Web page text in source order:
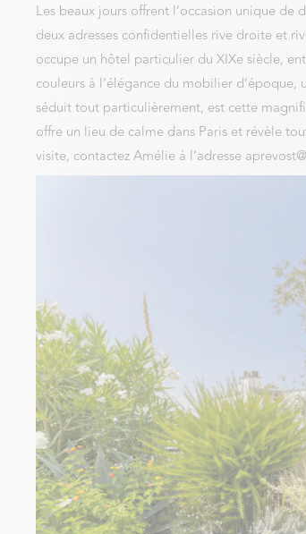
Les beaux jours offrent l’occasion unique de
deux adresses confidentielles rive droite et
occupe un hôtel particulier du XIXe siècle,
couleurs à l’élégance du mobilier
séduit tout particulièrement, est cette
offre un lieu de calme dans Paris et révèle
visite, contactez Amélie à l’adresse